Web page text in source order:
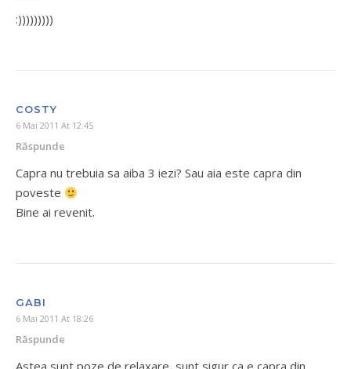
:)))))))))
COSTY
6 Mai 2011 At 12:45
Răspunde
Capra nu trebuia sa aiba 3 iezi? Sau aia este capra din
poveste
Bine ai revenit.
GABI
6 Mai 2011 At 18:26
Răspunde
Astea sunt poze de relaxare, sunt sigur ca e capra din